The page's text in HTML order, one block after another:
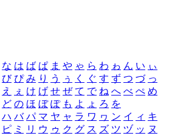
な は ば ぱ ま や ゃ ら わ ゎ ん い ぃ
び ぴ み り う ぅ く ぐ す ず つ づ っ
え ぇ け げ せ ぜ て で ね へ べ ぺ め
ど の ほ ぼ ぽ も よ ょ ろ を
ハ バ パ マ ヤ ャ ラ ワ ヮ ン イ ィ キ
ピ ミ リ ウ ゥ ク グ ス ズ ツ ヅ ッ ヌ